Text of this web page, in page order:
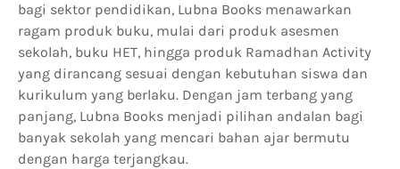
bagi sektor pendidikan, Lubna Books menawarkan
ragam produk buku, mulai dari produk asesmen
sekolah, buku HET, hingga produk Ramadhan Activity
yang dirancang sesuai dengan kebutuhan siswa dan
kurikulum yang berlaku. Dengan jam terbang yang
panjang, Lubna Books menjadi pilihan andalan bagi
banyak sekolah yang mencari bahan ajar bermutu
dengan harga terjangkau.